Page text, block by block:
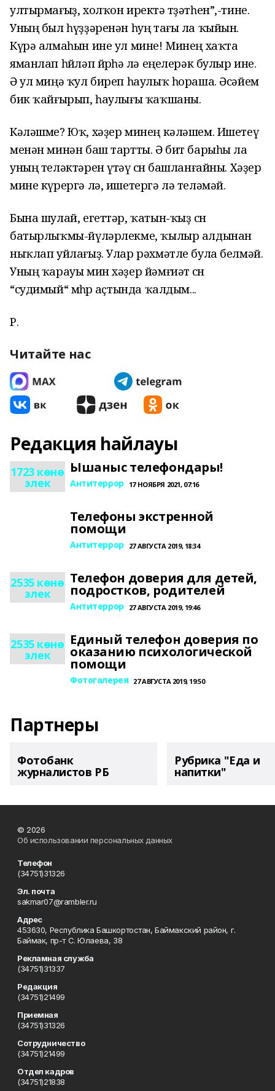
ултырмағыҙ, холҡон иректә төҙәтһен”,-тине.
Уның был һүҙҙәренән һуң тағы ла ҡыйын.
Күрә алмаһын ине ул мине! Минең хаҡта
яманлап һөйләп йөрөһә лә еңелерәк булыр ине.
Ә ул миңә ҡул биреп һаулыҡ һораша. Әсәйем
бик ҡайғырып, һаулығы ҡаҡшаны.
Кәләшме? Юҡ, хәҙер минең кәләшем. Ишетеү
менән минән баш тартты. Ә бит барыһы ла
уның теләктәрен үтәү өсөн башланғайны. Хәҙер
мине күрергә лә, ишетергә лә теләмәй.
Бына шулай, егеттәр, ҡатын-ҡыҙ өсөн
батырлыҡмы-йүләрлекме, ҡылыр алдынан
ныҡлап уйлағыҙ. Улар рәхмәтле була белмәй.
Уның ҡарауы мин хәҙер йәмғиәт өсөн
“судимый“ мөһөрө аҫтында ҡалдым...
Р.
Читайте нас
Редакция һайлауы
1723 көнө
элек
Ышаныс телефондары!
Антитеррор 17 НОЯБРЯ 2021, 07:16
Телефоны экстренной
помощи
Антитеррор 27 АВГУСТА 2019, 18:34
2535 көнө
элек
Телефон доверия для детей,
подростков, родителей
Антитеррор 27 АВГУСТА 2019, 19:46
2535 көнө
элек
Единый телефон доверия по
оказанию психологической
помощи
Фотогалерея 27 АВГУСТА 2019, 19:50
Партнеры
Фотобанк
журналистов РБ
Рубрика "Еда и
напитки"
© 2026
Об использовании персональных данных
Телефон
(34751)31326
Эл. почта
sakmar07@rambler.ru
Адрес
453630, Республика Башкортостан, Баймакский район, г.
Баймак, пр-т С. Юлаева, 38
Рекламная служба
(34751)31337
Редакция
(34751)21499
Приемная
(34751)31326
Сотрудничество
(34751)21499
Отдел кадров
(34751)21838